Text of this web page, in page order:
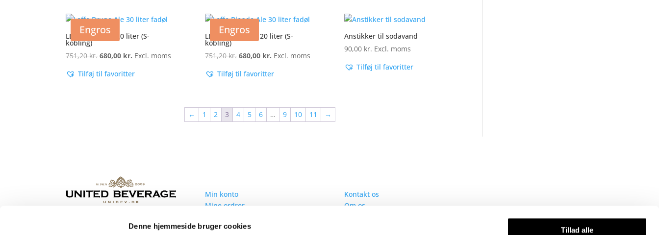
Denne hjemmeside bruger cookies Tillad alle
588,46 kr..
478,13 kr..
657,69 kr..
534,38 kr..
Engros
LEFFE BRUNE – 20 liter (S-
kobling)
751,20kr. Den
pris
680,00 kr. Den
pris
Excl. moms
Tilføj til favoritter
Engros
LEFFE BLONDE – 20 liter (S-
kobling)
751,20kr. Den
pris
680,00 kr. Den
pris
Excl. moms
Tilføj til favoritter
Anstikker til sodavand
90,00 kr. Excl. moms
Tilføj til favoritter
← 1 2 3 4 5 6 … 9 10 11 →
United Beverage Nordic ApS
Min konto
Mine ordrer
Mine informationer
Kontakt os
Om os